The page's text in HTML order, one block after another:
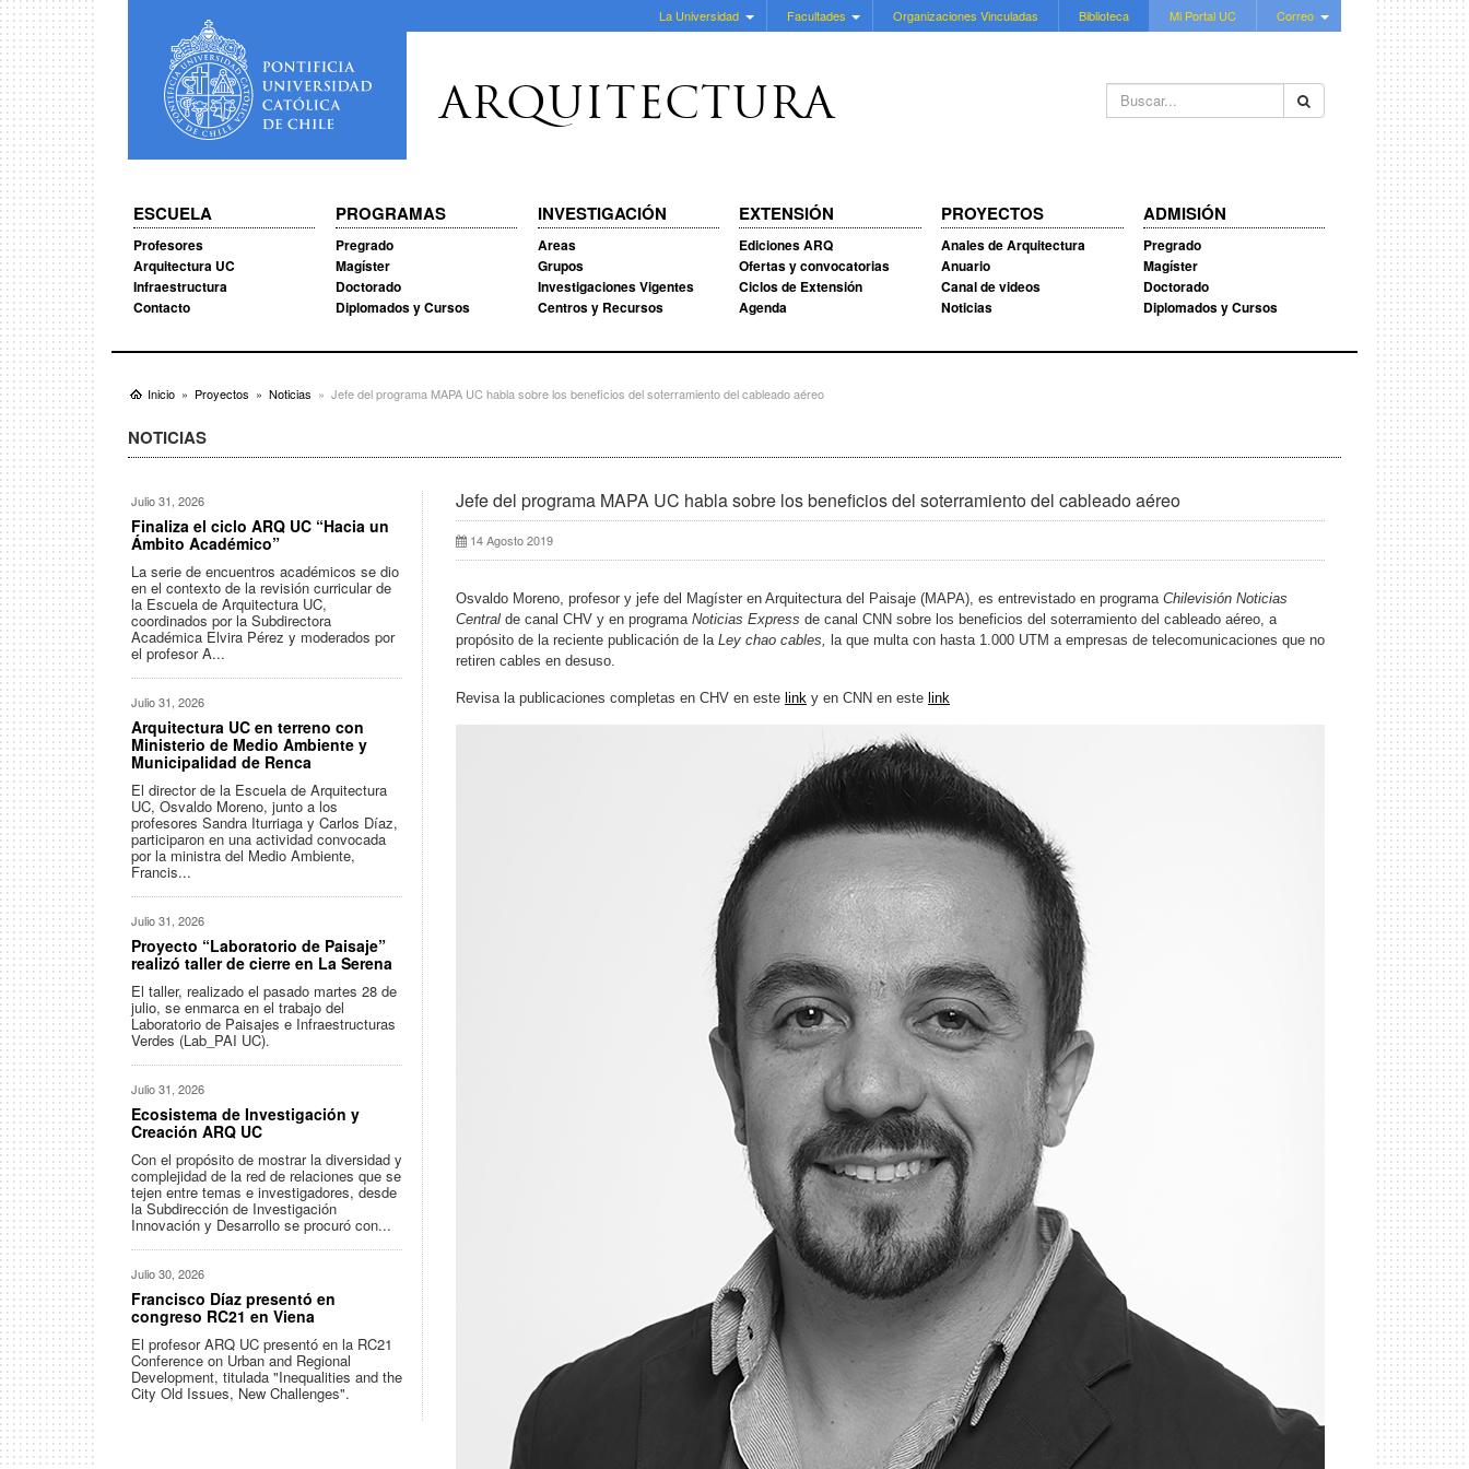
La Universidad Facultades Organizaciones Vinculadas Biblioteca Mi Portal UC Correo
Buscar...
ARQUITECTURA
ESCUELA
Profesores
Arquitectura UC
Infraestructura
Contacto
PROGRAMAS
Pregrado
Magíster
Doctorado
Diplomados y Cursos
INVESTIGACIÓN
Areas
Grupos
Investigaciones Vigentes
Centros y Recursos
EXTENSIÓN
Ediciones ARQ
Ofertas y convocatorias
Ciclos de Extensión
Agenda
PROYECTOS
Anales de Arquitectura
Anuario
Canal de videos
Noticias
ADMISIÓN
Pregrado
Magíster
Doctorado
Diplomados y Cursos
Inicio Proyectos Noticias Jefe del programa MAPA UC habla sobre los beneficios del soterramiento del cableado aéreo
NOTICIAS
Jefe del programa MAPA UC habla sobre los beneficios del soterramiento del cableado aéreo
14 Agosto 2019
Osvaldo Moreno, profesor y jefe del Magíster en Arquitectura del Paisaje (MAPA), es entrevistado en programaChilevisión Noticias
Central de canal CHV y en programa Noticias Express de canal CNN sobre los beneficios del soterramiento del cableado aéreo, a
propósito de la reciente publicación de la Ley chao cables, la que multa con hasta 1.000 UTM a empresas de telecomunicaciones que no
retiren cables en desuso.
Revisa la publicaciones completas en CHV en este link y en CNN en este link
Julio 31, 2026
Finaliza el ciclo ARQ UC “Hacia un
Ámbito Académico”
La serie de encuentros académicos se dio
en el contexto de la revisión curricular de
la Escuela de Arquitectura UC,
coordinados por la Subdirectora
Académica Elvira Pérez y moderados por
el profesor A...
Julio 31, 2026
Arquitectura UC en terreno con
Ministerio de Medio Ambiente y
Municipalidad de Renca
El director de la Escuela de Arquitectura
UC, Osvaldo Moreno, junto a los
profesores Sandra Iturriaga y Carlos Díaz,
participaron en una actividad convocada
por la ministra del Medio Ambiente,
Francis...
Julio 31, 2026
Proyecto “Laboratorio de Paisaje”
realizó taller de cierre en La Serena
El taller, realizado el pasado martes 28 de
julio, se enmarca en el trabajo del
Laboratorio de Paisajes e Infraestructuras
Verdes (Lab_PAI UC).
Julio 31, 2026
Ecosistema de Investigación y
Creación ARQ UC
Con el propósito de mostrar la diversidad y
complejidad de la red de relaciones que se
tejen entre temas e investigadores, desde
la Subdirección de Investigación
Innovación y Desarrollo se procuró con...
Julio 30, 2026
Francisco Díaz presentó en
congreso RC21 en Viena
El profesor ARQ UC presentó en la RC21
Conference on Urban and Regional
Development, titulada "Inequalities and the
City Old Issues, New Challenges".